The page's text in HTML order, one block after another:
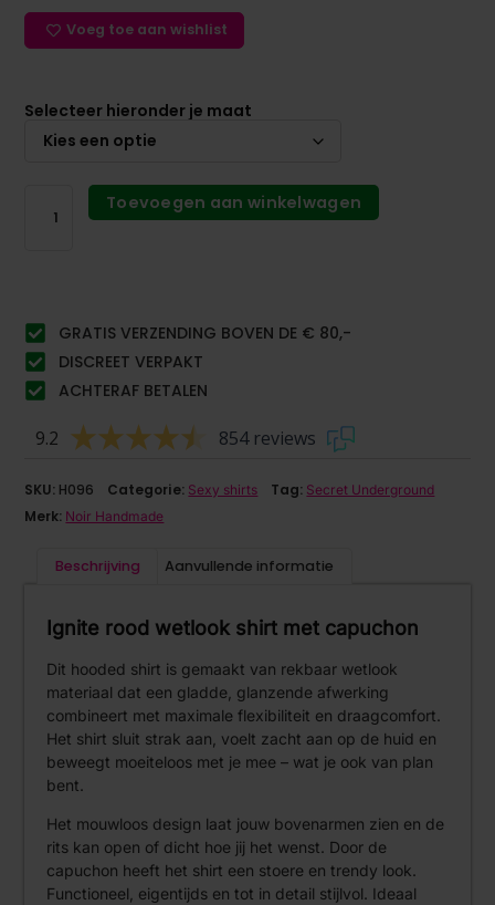
Voeg toe aan wishlist
Selecteer hieronder je maat
Toevoegen aan winkelwagen
GRATIS VERZENDING BOVEN DE € 80,-
DISCREET VERPAKT
ACHTERAF BETALEN
9.2 854 reviews
SKU: H096 Categorie: Sexy shirts Tag: Secret Underground
Merk: Noir Handmade
Beschrijving Aanvullende informatie
Ignite rood wetlook shirt met capuchon
Dit hooded shirt is gemaakt van rekbaar wetlook
materiaal dat een gladde, glanzende afwerking
combineert met maximale flexibiliteit en draagcomfort.
Het shirt sluit strak aan, voelt zacht aan op de huid en
beweegt moeiteloos met je mee – wat je ook van plan
bent.
Het mouwloos design laat jouw bovenarmen zien en de
rits kan open of dicht hoe jij het wenst. Door de
capuchon heeft het shirt een stoere en trendy look.
Functioneel, eigentijds en tot in detail stijlvol. Ideaal